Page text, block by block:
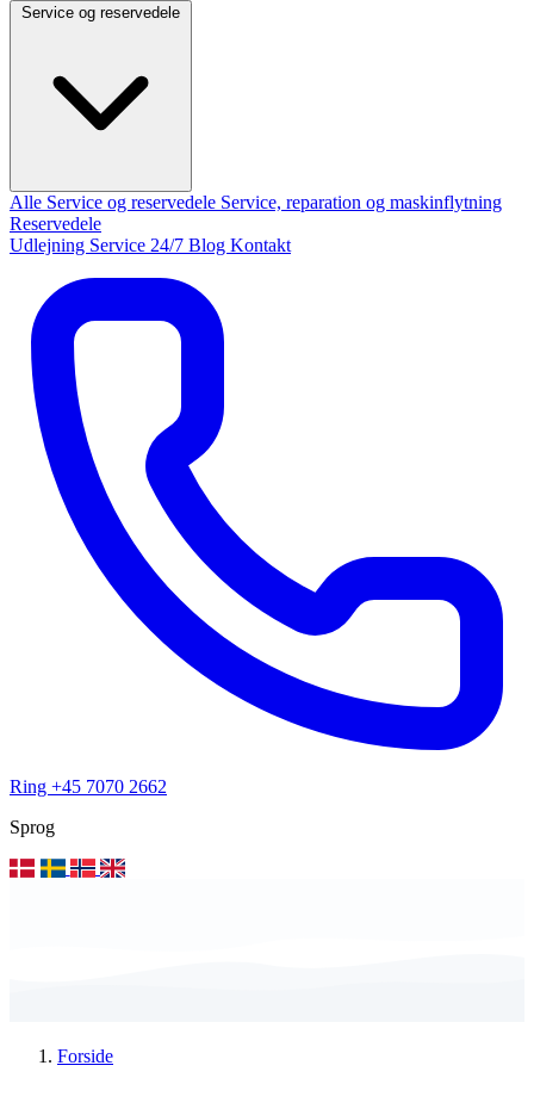
Service og reservedele
Alle Service og reservedele Service, reparation og maskinflytning
Reservedele
Udlejning Service 24/7 Blog Kontakt
Ring +45 7070 2662
Sprog
Forside